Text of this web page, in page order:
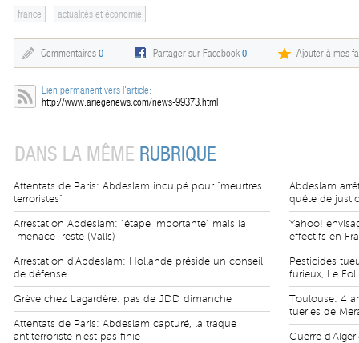
france actualités et économie
Commentaires 0 Partager sur Facebook0 Ajouter à mes
Lien permanent vers l'article:
http://www.ariegenews.com/news-99373.html
DANS LA MÊME RUBRIQUE
Attentats de Paris: Abdeslam inculpé pour "meurtres
terroristes"
Arrestation Abdeslam: "étape importante" mais la
"menace" reste (Valls)
Arrestation d'Abdeslam: Hollande préside un conseil
de défense
Grève chez Lagardère: pas de JDD dimanche
Attentats de Paris: Abdeslam capturé, la traque
antiterroriste n'est pas finie
Abdeslam
quête de
Yahoo!
effectifs en
Pesticides
furieux, Le
Toulouse: 4
tueries de
Guerre